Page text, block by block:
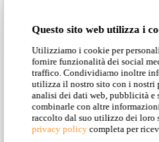
Questo sito web utilizza i
Utilizziamo i cookie per
fornire funzionalità dei social
traffico. Condividiamo inoltre
utilizza il nostro sito con i nostri
analisi dei dati web, pubblicità e
combinarle con altre
raccolto dal suo utilizzo dei loro
privacy policy completa per
Projects